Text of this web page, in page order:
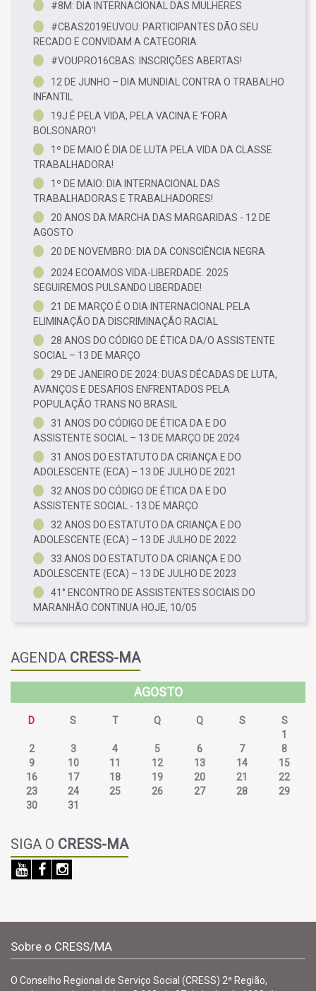
#8M: DIA INTERNACIONAL DAS MULHERES
#CBAS2019EUVOU: PARTICIPANTES DÃO SEU
RECADO E CONVIDAM A CATEGORIA
#VOUPRO16CBAS: INSCRIÇÕES ABERTAS!
12 DE JUNHO – DIA MUNDIAL CONTRA O TRABALHO
INFANTIL
19J É PELA VIDA, PELA VACINA E 'FORA
BOLSONARO'!
1º DE MAIO É DIA DE LUTA PELA VIDA DA CLASSE
TRABALHADORA!
1º DE MAIO: DIA INTERNACIONAL DAS
TRABALHADORAS E TRABALHADORES!
20 ANOS DA MARCHA DAS MARGARIDAS - 12 DE
AGOSTO
20 DE NOVEMBRO: DIA DA CONSCIÊNCIA NEGRA
2024 ECOAMOS VIDA-LIBERDADE. 2025
SEGUIREMOS PULSANDO LIBERDADE!
21 DE MARÇO É O DIA INTERNACIONAL PELA
ELIMINAÇÃO DA DISCRIMINAÇÃO RACIAL
28 ANOS DO CÓDIGO DE ÉTICA DA/O ASSISTENTE
SOCIAL – 13 DE MARÇO
29 DE JANEIRO DE 2024: DUAS DÉCADAS DE LUTA,
AVANÇOS E DESAFIOS ENFRENTADOS PELA
POPULAÇÃO TRANS NO BRASIL
31 ANOS DO CÓDIGO DE ÉTICA DA E DO
ASSISTENTE SOCIAL – 13 DE MARÇO DE 2024
31 ANOS DO ESTATUTO DA CRIANÇA E DO
ADOLESCENTE (ECA) – 13 DE JULHO DE 2021
32 ANOS DO CÓDIGO DE ÉTICA DA E DO
ASSISTENTE SOCIAL - 13 DE MARÇO
32 ANOS DO ESTATUTO DA CRIANÇA E DO
ADOLESCENTE (ECA) – 13 DE JULHO DE 2022
33 ANOS DO ESTATUTO DA CRIANÇA E DO
ADOLESCENTE (ECA) – 13 DE JULHO DE 2023
41° ENCONTRO DE ASSISTENTES SOCIAIS DO
MARANHÃO CONTINUA HOJE, 10/05
AGENDA CRESS-MA
AGOSTO
D S T Q Q S
S
1
2
3 4 5 6 7
8
9
10 11 12 13 14
15
16
17 18 19 20 21
22
23
24 25 26 27 28
29
30
31
SIGA O CRESS-MA
Sobre o CRESS/MA
O Conselho Regional de Serviço Social (CRESS) 2ª Região,